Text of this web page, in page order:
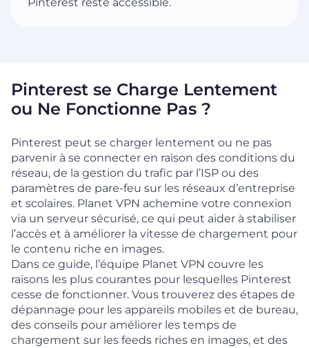
Pinterest reste accessible.
Pinterest se Charge Lentement
ou Ne Fonctionne Pas ?
Pinterest peut se charger lentement ou ne pas
parvenir à se connecter en raison des conditions du
réseau, de la gestion du trafic par l’ISP ou des
paramètres de pare-feu sur les réseaux d’entreprise
et scolaires. Planet VPN achemine votre connexion
via un serveur sécurisé, ce qui peut aider à stabiliser
l’accès et à améliorer la vitesse de chargement pour
le contenu riche en images.
Dans ce guide, l’équipe Planet VPN couvre les
raisons les plus courantes pour lesquelles Pinterest
cesse de fonctionner. Vous trouverez des étapes de
dépannage pour les appareils mobiles et de bureau,
des conseils pour améliorer les temps de
chargement sur les feeds riches en images, et des